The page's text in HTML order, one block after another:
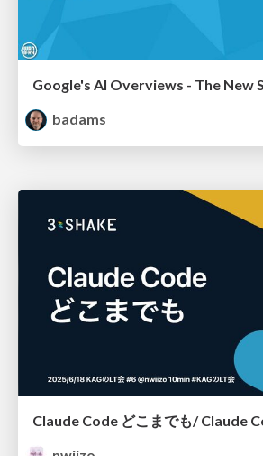
Google's AI Overviews - The New
badams
Claude Code どこまでも/ Claude